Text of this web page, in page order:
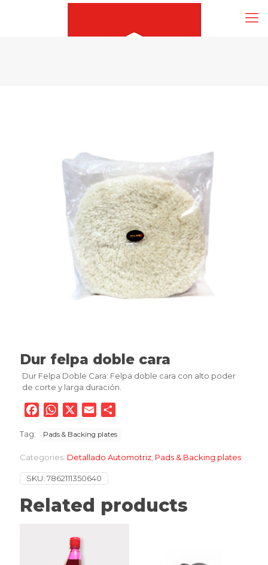
Dur felpa doble cara
Dur Felpa Doble Cara: Felpa doble cara con alto poder
de corte y larga duración.
Facebook
WhatsAppEmail
Tag: Pads & Backing plates
Categories: Detallado Automotriz Pads & Backing plates
SKU: 7862111350640
Related products